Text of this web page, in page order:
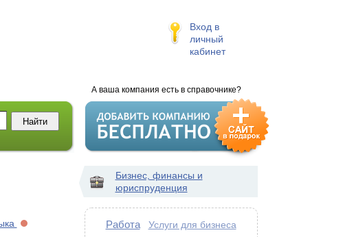
Вход в
личный
кабинет
А ваша компания есть в справочнике?
Бизнес, финансы и
юриспруденция
Работа
Услуги для бизнеса